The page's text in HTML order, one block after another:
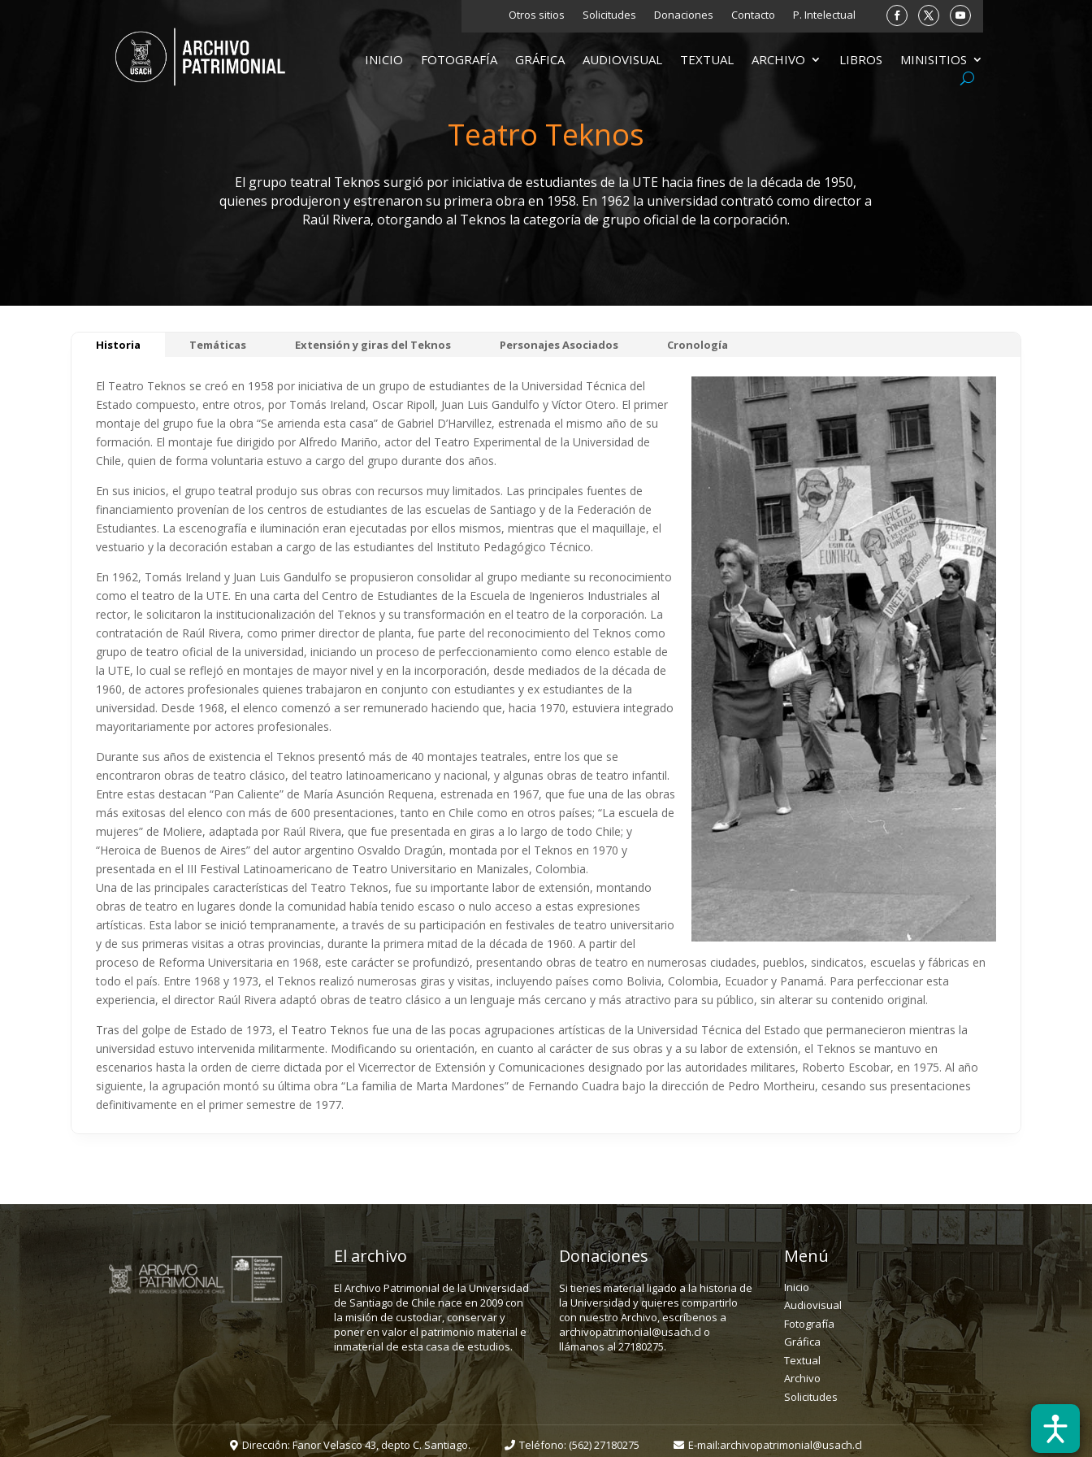
Otros sitios Solicitudes Donaciones Contacto P. Intelectual
INICIO FOTOGRAFÍA GRÁFICA AUDIOVISUAL TEXTUAL ARCHIVO LIBROS MINISITIOS
Teatro Teknos
El grupo teatral Teknos surgió por iniciativa de estudiantes de la UTE hacia fines de la década de 1950,
quienes produjeron y estrenaron su primera obra en 1958. En 1962 la universidad contrató como director a
Raúl Rivera, otorgando al Teknos la categoría de grupo oficial de la corporación.
Historia Temáticas Extensión y giras del Teknos Personajes Asociados Cronología
El Teatro Teknos se creó en 1958 por iniciativa de un grupo de estudiantes de la Universidad Técnica del
Estado compuesto, entre otros, por Tomás Ireland, Oscar Ripoll, Juan Luis Gandulfo y Víctor Otero. El primer
montaje del grupo fue la obra “Se arrienda esta casa” de Gabriel D’Harvillez, estrenada el mismo año de su
formación. El montaje fue dirigido por Alfredo Mariño, actor del Teatro Experimental de la Universidad de
Chile, quien de forma voluntaria estuvo a cargo del grupo durante dos años.
En sus inicios, el grupo teatral produjo sus obras con recursos muy limitados. Las principales fuentes de
financiamiento provenían de los centros de estudiantes de las escuelas de Santiago y de la Federación de
Estudiantes. La escenografía e iluminación eran ejecutadas por ellos mismos, mientras que el maquillaje, el
vestuario y la decoración estaban a cargo de las estudiantes del Instituto Pedagógico Técnico.
En 1962, Tomás Ireland y Juan Luis Gandulfo se propusieron consolidar al grupo mediante su reconocimiento
como el teatro de la UTE. En una carta del Centro de Estudiantes de la Escuela de Ingenieros Industriales al
rector, le solicitaron la institucionalización del Teknos y su transformación en el teatro de la corporación. La
contratación de Raúl Rivera, como primer director de planta, fue parte del reconocimiento del Teknos como
grupo de teatro oficial de la universidad, iniciando un proceso de perfeccionamiento como elenco estable de
la UTE, lo cual se reflejó en montajes de mayor nivel y en la incorporación, desde mediados de la década de
1960, de actores profesionales quienes trabajaron en conjunto con estudiantes y ex estudiantes de la
universidad. Desde 1968, el elenco comenzó a ser remunerado haciendo que, hacia 1970, estuviera integrado
mayoritariamente por actores profesionales.
Durante sus años de existencia el Teknos presentó más de 40 montajes teatrales, entre los que se
encontraron obras de teatro clásico, del teatro latinoamericano y nacional, y algunas obras de teatro infantil.
Entre estas destacan “Pan Caliente” de María Asunción Requena, estrenada en 1967, que fue una de las obras
más exitosas del elenco con más de 600 presentaciones, tanto en Chile como en otros países; “La escuela de
mujeres” de Moliere, adaptada por Raúl Rivera, que fue presentada en giras a lo largo de todo Chile; y
“Heroica de Buenos de Aires” del autor argentino Osvaldo Dragún, montada por el Teknos en 1970 y
presentada en el III Festival Latinoamericano de Teatro Universitario en Manizales, Colombia.
Una de las principales características del Teatro Teknos, fue su importante labor de extensión, montando
obras de teatro en lugares donde la comunidad había tenido escaso o nulo acceso a estas expresiones
artísticas. Esta labor se inició tempranamente, a través de su participación en festivales de teatro universitario
y de sus primeras visitas a otras provincias, durante la primera mitad de la década de 1960. A partir del
proceso de Reforma Universitaria en 1968, este carácter se profundizó, presentando obras de teatro en numerosas ciudades, pueblos, sindicatos, escuelas y fábricas en
todo el país. Entre 1968 y 1973, el Teknos realizó numerosas giras y visitas, incluyendo países como Bolivia, Colombia, Ecuador y Panamá. Para perfeccionar esta
experiencia, el director Raúl Rivera adaptó obras de teatro clásico a un lenguaje más cercano y más atractivo para su público, sin alterar su contenido original.
Tras del golpe de Estado de 1973, el Teatro Teknos fue una de las pocas agrupaciones artísticas de la Universidad Técnica del Estado que permanecieron mientras la
universidad estuvo intervenida militarmente. Modificando su orientación, en cuanto al carácter de sus obras y a su labor de extensión, el Teknos se mantuvo en
escenarios hasta la orden de cierre dictada por el Vicerrector de Extensión y Comunicaciones designado por las autoridades militares, Roberto Escobar, en 1975. Al año
siguiente, la agrupación montó su última obra “La familia de Marta Mardones” de Fernando Cuadra bajo la dirección de Pedro Mortheiru, cesando sus presentaciones
definitivamente en el primer semestre de 1977.
El archivo
El Archivo Patrimonial de la Universidad
de Santiago de Chile nace en 2009 con
la misión de custodiar, conservar y
poner en valor el patrimonio material e
inmaterial de esta casa de estudios.
Donaciones
Si tienes material ligado a la historia de
la Universidad y quieres compartirlo
con nuestro Archivo, escríbenos a
archivopatrimonial@usach.cl o
llámanos al 27180275.
Menú
Inicio
Audiovisual
Fotografía
Gráfica
Textual
Archivo
Solicitudes
Dirección: Fanor Velasco 43, depto C. Santiago. Teléfono: (562) 27180275 E-mail:archivopatrimonial@usach.cl